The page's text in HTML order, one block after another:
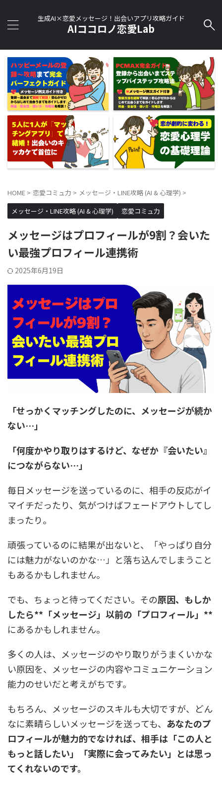
生成AI×恋愛メッセージ！出会いアプリ攻略ガイド
AIココロノ恋愛Lab
HOME > 恋愛コミュ力 > メッセージ・LINE攻略 (AI & 心理学) >
メッセージ・LINE攻略 (AI & 心理学)
恋愛コミュ力
メッセージはプロフィールが9割？会いた
い最強プロフィール連携術
2025年6月19日
「せっかくマッチングしたのに、メッセージが続か
ない…」
「何度かやり取りはするけど、なぜか『会いたい』
につながらない…」
毎日メッセージを送っているのに、相手の反応がイ
マイチだったり、気がつけばフェードアウトしてし
まったり。
頑張っているのに結果が出ないと、「やっぱり自分
には魅力がないのかな…」と落ち込んでしまうこと
もあるかもしれません。
でも、ちょっと待ってください。その原因、もしか
したら**「メッセージ」以前の「プロフィール」**
にあるかもしれません。
多くの人は、メッセージのやり取りがうまくいかな
い原因を、メッセージの内容やコミュニケーション
能力のせいだと考えがちです。
もちろん、メッセージのスキルも大切ですが、どん
なに素晴らしいメッセージを送っても、 あなたのプ
ロフィールが魅力的でなければ、相手は「この人と
もっと話したい」「実際に会ってみたい」とは思っ
てくれないのです。